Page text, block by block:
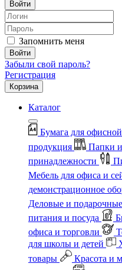
Войти
Запомнить меня
Войти
Забыли свой пароль?
Регистрация
Корзина
Каталог
Бумага для
продукция
Папки
принадлежности
Мебель для офиса и
демонстрационное
Деловые и
питания и посуда
офиса и торговли
для школы и детей
товары
Красота и